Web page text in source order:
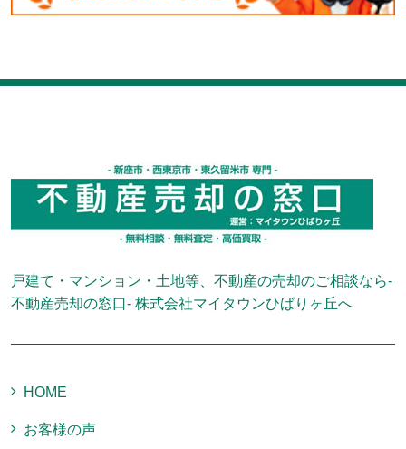
戸建て・マンション・土地等、不動産の売却のご相談なら-
不動産売却の窓口- 株式会社マイタウンひばりヶ丘へ
HOME
お客様の声